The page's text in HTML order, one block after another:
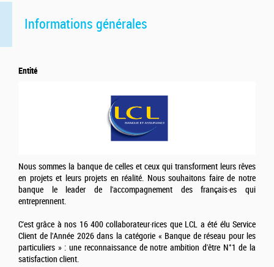
Informations générales
Entité
Nous sommes la banque de celles et ceux qui transforment leurs rêves
en projets et leurs projets en réalité. Nous souhaitons faire de notre
banque le leader de l'accompagnement des français·es qui
entreprennent.
C'est grâce à nos 16 400 collaborateur·rices que LCL a été élu Service
Client de l'Année 2026 dans la catégorie « Banque de réseau pour les
particuliers » : une reconnaissance de notre ambition d'être N°1 de la
satisfaction client.